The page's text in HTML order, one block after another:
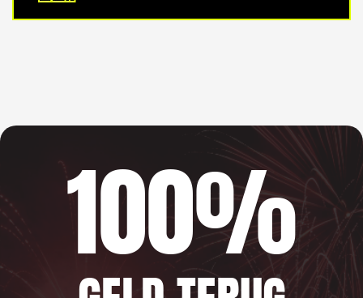
100%